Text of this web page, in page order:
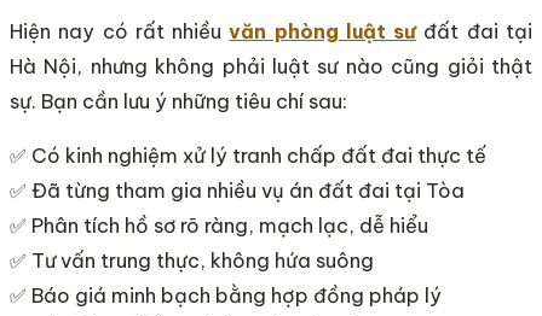
Hiện nay có rất nhiềuvăn phòng luật sưđất đai tại
Hà Nội, nhưng không phải luật sư nào cũng giỏi thật
sự. Bạn cần lưu ý những tiêu chí sau:
✅ Có kinh nghiệm xử lý tranh chấp đất đai thực tế
✅ Đã từng tham gia nhiều vụ án đất đai tại Tòa
✅ Phân tích hồ sơ rõ ràng, mạch lạc, dễ hiểu
✅ Tư vấn trung thực, không hứa suông
✅ Báo giá minh bạch bằng hợp đồng pháp lý